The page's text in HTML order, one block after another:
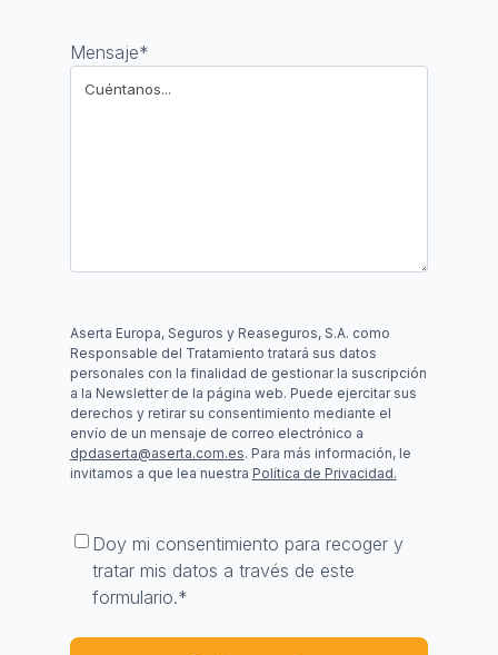
Mensaje*
Aserta Europa, Seguros y Reaseguros, S.A. como
Responsable del Tratamiento tratará sus datos
personales con la finalidad de gestionar la suscripción
a la Newsletter de la página web. Puede ejercitar sus
derechos y retirar su consentimiento mediante el
envío de un mensaje de correo electrónico a
dpdaserta@aserta.com.es. Para más información, le
invitamos a que lea nuestra Política de Privacidad.
Consentimiento*
Doy mi consentimiento para recoger y
tratar mis datos a través de este
formulario.*